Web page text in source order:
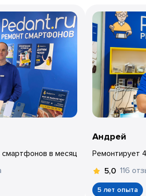
в месяц
Андрей
Ремонтирует
5,0 116
5 лет опыта